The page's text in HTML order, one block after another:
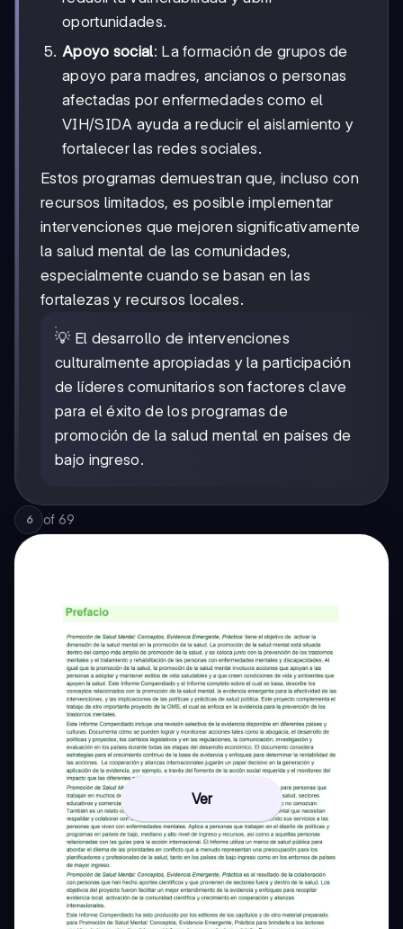
oportunidades.
Apoyo social: La formación de grupos de
apoyo para madres, ancianos o personas
afectadas por enfermedades como el
VIH/SIDA ayuda a reducir el aislamiento y
fortalecer las redes sociales.
Estos programas demuestran que, incluso con
recursos limitados, es posible implementar
intervenciones que mejoren significativamente
la salud mental de las comunidades,
especialmente cuando se basan en las
fortalezas y recursos locales.
💡 El desarrollo de intervenciones
culturalmente apropiadas y la participación
de líderes comunitarios son factores clave
para el éxito de los programas de
promoción de la salud mental en países de
bajo ingreso.
6 of 69
Ver